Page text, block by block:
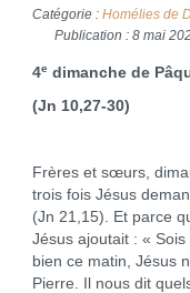
Catégorie : Homélies de
Publication : 8 mai
4edimanche de
(Jn 10,27-30)
Frères et sœurs,
trois fois Jésus
(Jn 21,15). Et parce
Jésus ajoutait : «
bien ce matin, Jésus
Pierre. Il nous dit